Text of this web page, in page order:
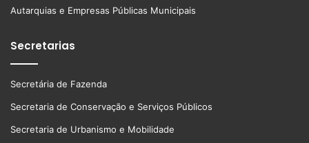
Autarquias e Empresas Públicas Municipais
Secretarias
Secretária de Fazenda
Secretaria de Conservação e Serviços Públicos
Secretaria de Urbanismo e Mobilidade